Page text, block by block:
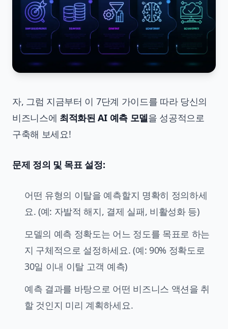
자, 그럼 지금부터 이 7단계 가이드를 따라 당신의
비즈니스에 최적화된 AI 예측 모델을 성공적으로
구축해 보세요!
문제 정의 및 목표 설정:
어떤 유형의 이탈을 예측할지 명확히 정의하세
요. (예: 자발적 해지, 결제 실패, 비활성화 등)
모델의 예측 정확도는 어느 정도를 목표로 하는
지 구체적으로 설정하세요. (예: 90% 정확도로
30일 이내 이탈 고객 예측)
예측 결과를 바탕으로 어떤 비즈니스 액션을 취
할 것인지 미리 계획하세요.